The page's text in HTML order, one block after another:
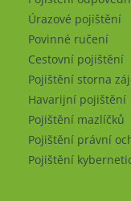
Úrazové pojištění
Povinné ručení
Cestovní pojištění
Pojištění storna
Havarijní pojištění
Pojištění mazlíčků
Pojištění právní
Pojištění